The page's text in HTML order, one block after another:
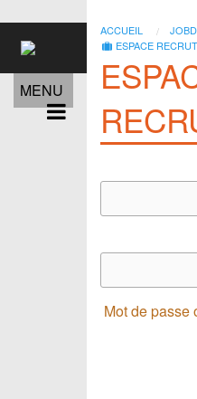
MENU
ACCUEIL
ESPACE
Mot de passe